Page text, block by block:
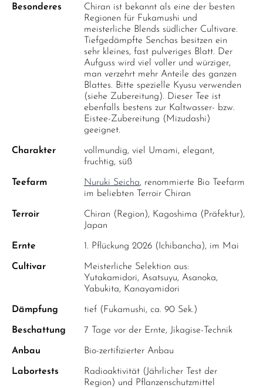
Besonderes
Chiran ist bekannt als eine der besten
Regionen für Fukamushi und
meisterliche Blends südlicher Cultivare.
Tiefgedämpfte Senchas besitzen ein
sehr kleines, fast pulveriges Blatt. Der
Aufguss wird viel voller und würziger,
man verzehrt mehr Anteile des ganzen
Blattes. Bitte spezielle Kyusu verwenden
(siehe Zubereitung). Dieser Tee ist
ebenfalls bestens zur Kaltwasser- bzw.
Eistee-Zubereitung (Mizudashi)
geeignet.
Charakter
vollmundig, viel Umami, elegant,
fruchtig, süß
Teefarm Nuruki Seicha, renommierte Bio Teefarm
im beliebten Terroir Chiran
Terroir
Chiran (Region), Kagoshima (Präfektur),
Japan
Ernte 1. Pflückung 2026 (Ichibancha), im Mai
Cultivar
Meisterliche Selektion aus:
Yutakamidori, Asatsuyu, Asanoka,
Yabukita, Kanayamidori
Dämpfung tief (Fukamushi, ca. 90 Sek.)
Beschattung 7 Tage vor der Ernte, Jikagise-Technik
Anbau Bio-zertifizierter Anbau
Labortests
Radioaktivität (Jährlicher Test der
Region) und Pflanzenschutzmittel